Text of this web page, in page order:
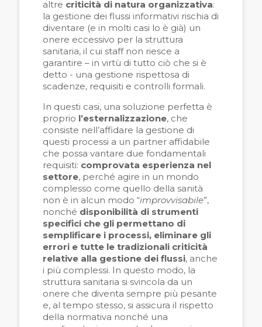
altre criticità di natura organizzativa:
la gestione dei flussi informativi rischia di
diventare (e in molti casi lo è già) un
onere eccessivo per la struttura
sanitaria, il cui staff non riesce a
garantire – in virtù di tutto ciò che si è
detto - una gestione rispettosa di
scadenze, requisiti e controlli formali.
In questi casi, una soluzione perfetta è
proprio l’esternalizzazione, che
consiste nell’affidare la gestione di
questi processi a un partner affidabile
che possa vantare due fondamentali
requisiti: comprovata esperienza nel
settore, perché agire in un mondo
complesso come quello della sanità
non è in alcun modo “improvvisabile”,
nonché disponibilità di strumenti
specifici che gli permettano di
semplificare i processi, eliminare gli
errori e tutte le tradizionali criticità
relative alla gestione dei flussi, anche
i più complessi. In questo modo, la
struttura sanitaria si svincola da un
onere che diventa sempre più pesante
e, al tempo stesso, si assicura il rispetto
della normativa nonché una